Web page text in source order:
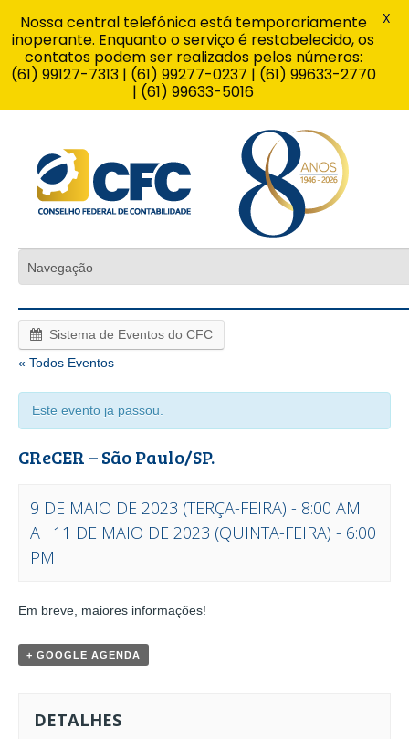
Sistema de Eventos do CFC
« Todos Eventos
Este evento já passou.
CReCER – São Paulo/SP.
9 DE MAIO DE 2023 (TERÇA-FEIRA) - 8:00 AM
A
11 DE MAIO DE 2023 (QUINTA-FEIRA) - 6:00
PM
EVENTO
Em breve, maiores informações!
+ GOOGLE AGENDA
DETALHES
Nossa central telefônica está temporariamente
inoperante. Enquanto o serviço é restabelecido, os
contatos podem ser realizados pelos números:
(61) 99127-7313 | (61) 99277-0237 | (61) 99633-2770
| (61) 99633-5016
X